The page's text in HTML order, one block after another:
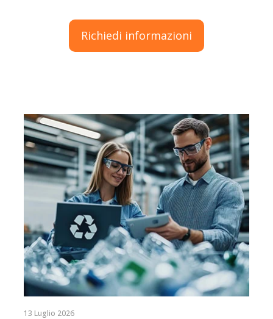
Richiedi informazioni
13 Luglio 2026